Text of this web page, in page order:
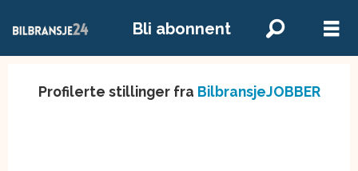
Bli abonnent
Profilerte stillinger fra BilbransjeJOBBER